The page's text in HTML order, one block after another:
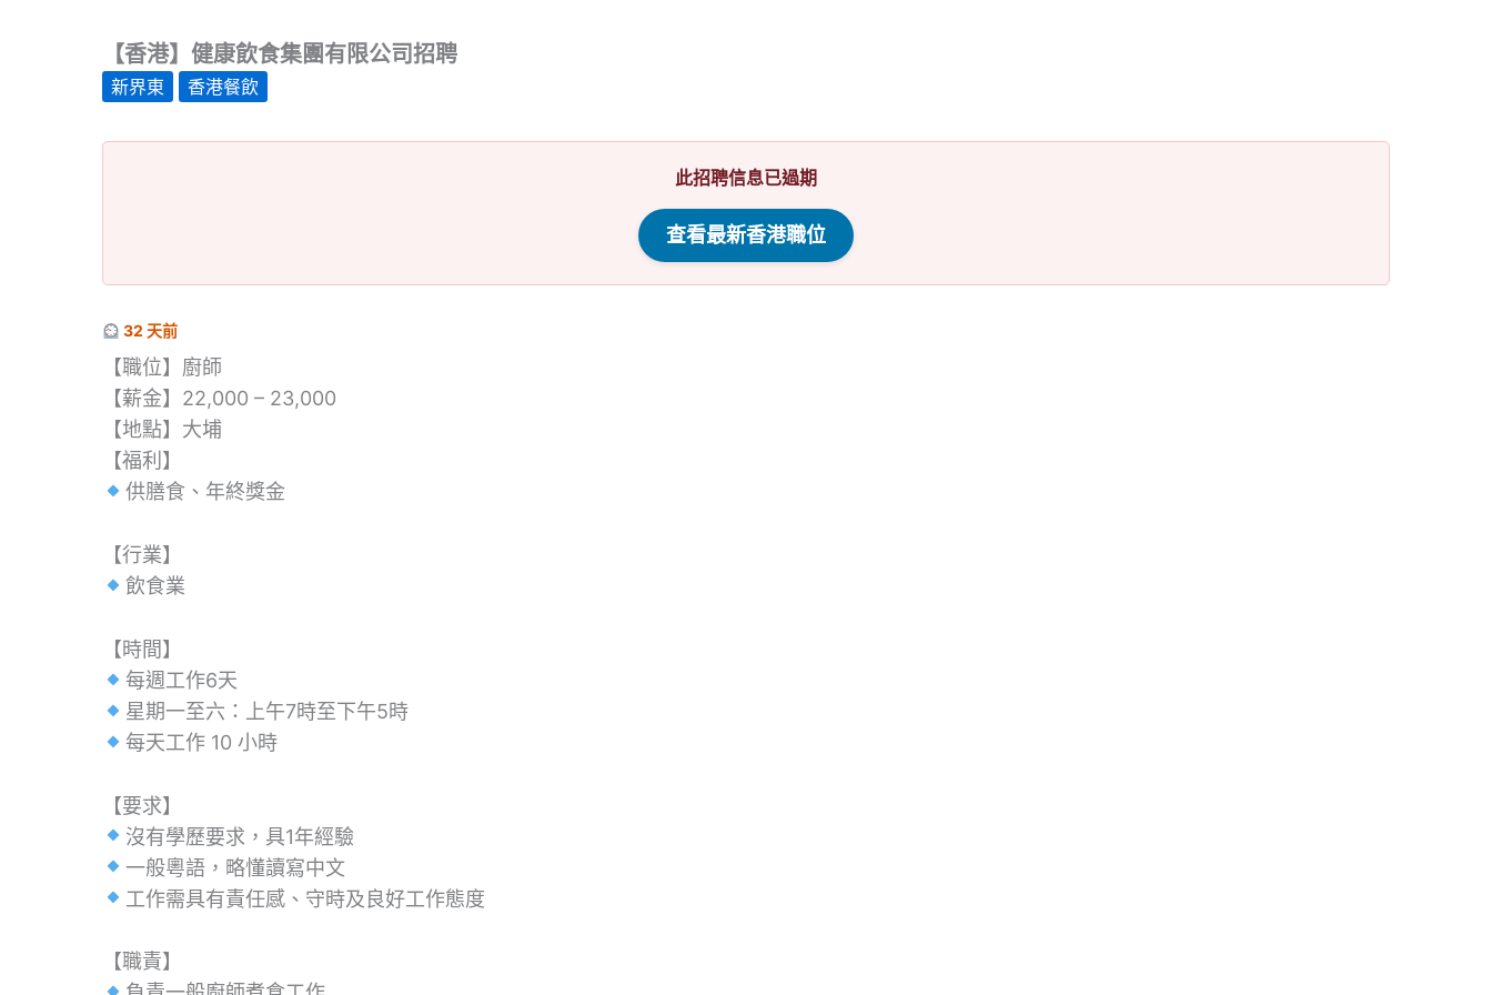
【香港】健康飲食集團有限公司招聘
新界東 香港餐飲
此招聘信息已過期
查看最新香港職位
32 天前
【職位】廚師
【薪金】22,000 – 23,000
【地點】大埔
【福利】
供膳食、年終獎金
【行業】
飲食業
【時間】
每週工作6天
星期一至六：上午7時至下午5時
每天工作 10 小時
【要求】
沒有學歷要求，具1年經驗
一般粵語，略懂讀寫中文
工作需具有責任感、守時及良好工作態度
【職責】